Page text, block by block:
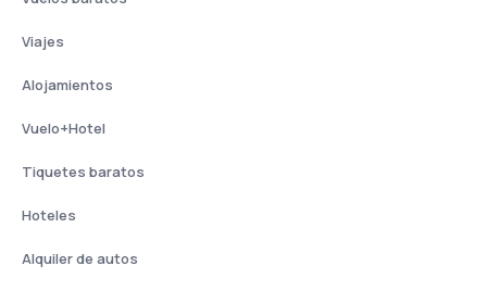
Viajes
Alojamientos
Vuelo+Hotel
Tiquetes baratos
Hoteles
Alquiler de autos